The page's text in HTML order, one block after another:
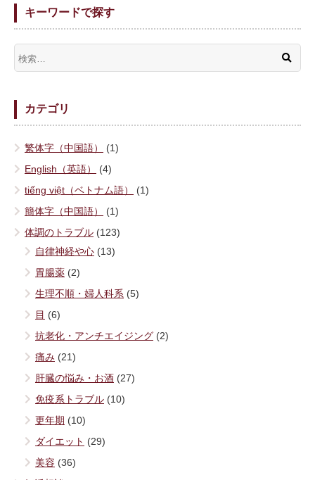
キーワードで探す
カテゴリ
繁体字（中国語）
(1)
English（英語）
(4)
tiếng việt（ベトナム語）
(1)
簡体字（中国語）
(1)
体調のトラブル (123)
自律神経や心 (13)
胃腸薬 (2)
生理不順・婦人科系 (5)
目 (6)
抗老化・アンチエイジング (2)
痛み (21)
肝臓の悩み・お酒 (27)
免疫系トラブル (10)
更年期 (10)
ダイエット (29)
美容 (36)